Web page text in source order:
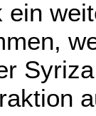
ein